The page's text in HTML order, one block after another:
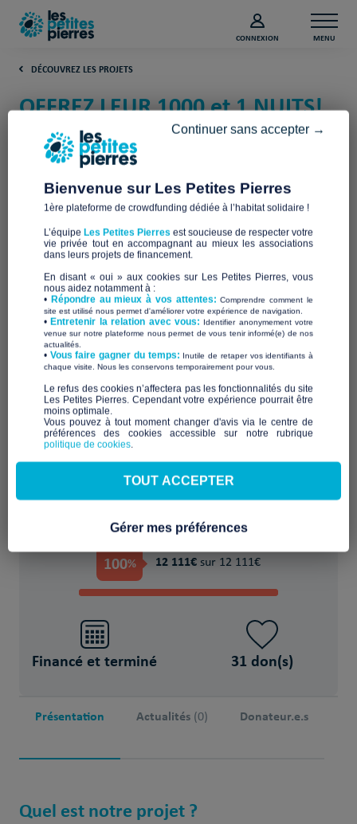
CONNEXION MENU
DÉCOUVREZ LES PROJETS
OFFREZ LEUR 1000 et 1 NUITS!
(Haute-Savoie)
Dingy Solidarité Accueil
Financer provisoirement l'hébergement ou
le logement
6 Réfugié(s)/migrant(s)
PROJET FINANCÉ !
100% 12 111€ sur 12 111€
Financé et terminé 31 don(s)
Présentation Actualités (0) Donateur.e.s
Quel est notre projet ?
Bienvenue sur Les Petites Pierres
1ère plateforme de crowdfunding dédiée à l’habitat solidaire !
L’équipe Les Petites Pierres est soucieuse de respecter votre
vie privée tout en accompagnant au mieux les associations
dans leurs projets de financement.
En disant « oui » aux cookies sur Les Petites Pierres, vous
nous aidez notamment à :
• Répondre au mieux à vos attentes:Comprendre comment le
site est utilisé nous permet d'améliorer votre expérience de navigation.
•Entretenir la relation avec vous: Identifier anonymement votre
venue sur notre plateforme nous permet de vous tenir informé(e) de nos
actualités.
​• Vous faire gagner du temps: Inutile de retaper vos identifiants à
chaque visite. Nous les conservons temporairement pour vous.
​Le refus des cookies n’affectera pas les fonctionnalités du site
Les Petites Pierres. Cependant votre expérience pourrait être
moins optimale.​
Vous pouvez à tout moment changer d'avis via le centre de
préférences des cookies accessible sur notre rubrique
politique de cookies.
Continuer sans accepter →
TOUT ACCEPTER
Gérer mes préférences